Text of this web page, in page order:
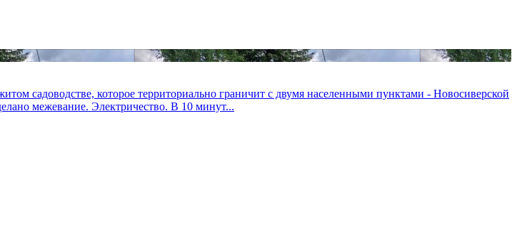
садоводстве, которое территориально граничит с двумя населенными пунктами - Новосиверской
межевание. Электричество. В 10 минут...